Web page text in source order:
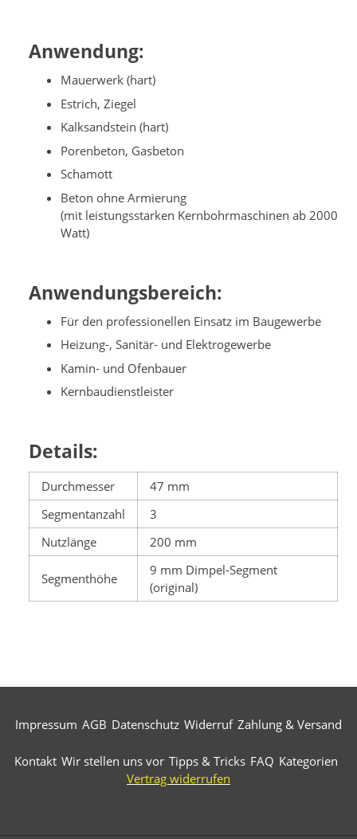
Anwendung:
Mauerwerk (hart)
Estrich, Ziegel
Kalksandstein (hart)
Porenbeton, Gasbeton
Schamott
Beton ohne Armierung
(mit leistungsstarken Kernbohrmaschinen ab 2000
Watt)
Anwendungsbereich:
Für den professionellen Einsatz im Baugewerbe
Heizung-, Sanitär- und Elektrogewerbe
Kamin- und Ofenbauer
Kernbaudienstleister
Details:
Durchmesser
47 mm
Segmentanzahl
3
Nutzlänge
200 mm
Segmenthöhe
9 mm Dimpel-Segment
(original)
Impressum AGB Datenschutz Widerruf Zahlung & Versand
Kontakt Wir stellen uns vor Tipps & Tricks FAQ Kategorien
Vertrag widerrufen